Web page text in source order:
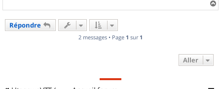
a
Répondre
2 messages • Page 1 sur 1
Aller